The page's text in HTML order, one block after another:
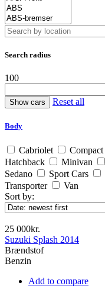
Search radius
100
Reset all
Body
Cabriolet Compact
Hatchback
Minivan
Sedano
Sport Cars
Transporter
Van
Sort by:
25 000kr.
Suzuki Splash 2014
Brændstof
Benzin
Add to compare